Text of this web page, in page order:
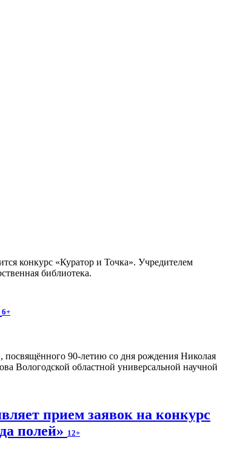
конкурс «Куратор и Точка». Учредителем
библиотека.
6+
90-летию со дня рождения Николая
Вологодской областной универсальной научной
прием заявок на конкурс
полей» 12+